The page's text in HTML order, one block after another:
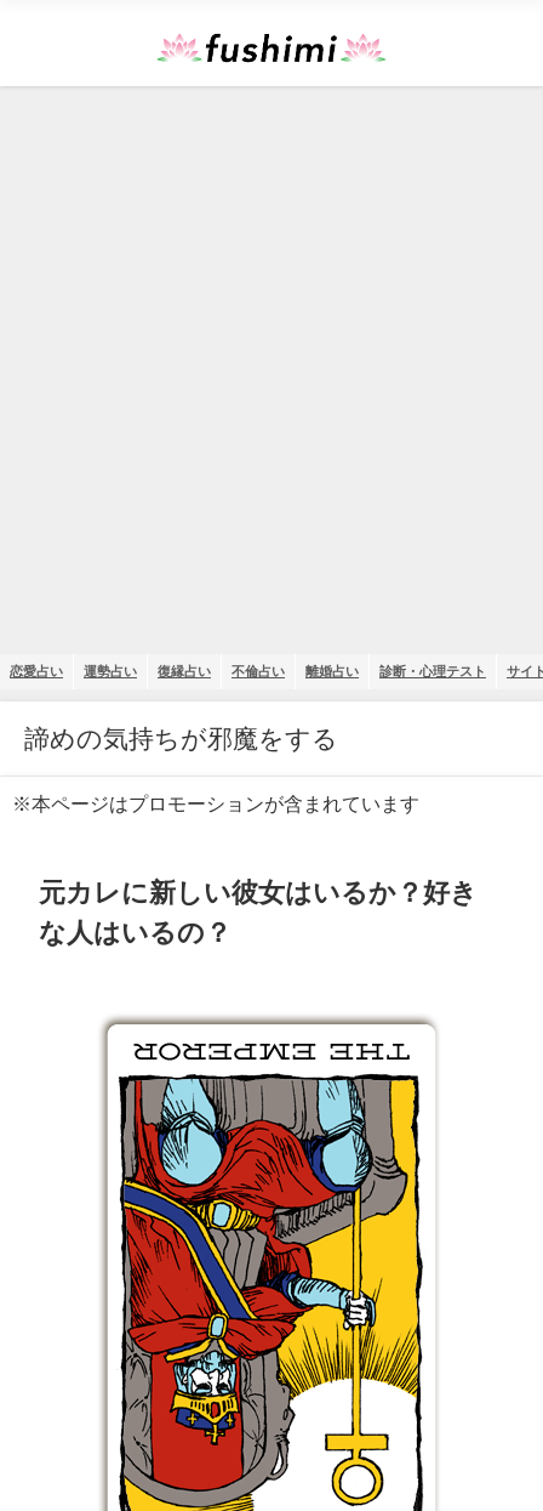
恋愛占い 運勢占い 復縁占い 不倫占い 離婚占い 診断・心理テスト サイ
諦めの気持ちが邪魔をする
※本ページはプロモーションが含まれています
元カレに新しい彼女はいるか？好き
な人はいるの？